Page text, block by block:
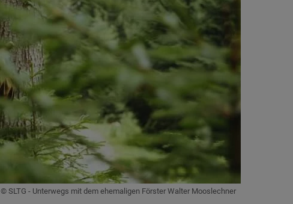
© SLTG - Unterwegs mit dem ehemaligen Förster Walter Mooslechner